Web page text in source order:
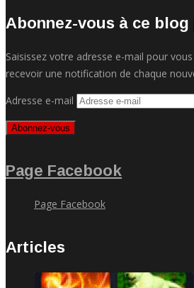
Abonnez-vous à ce blog
Saisissez votre adresse e-mail pour
recevoir une notification de chaque
Adresse e-mail
Abonnez-vous
Page Facebook
Page Facebook
Articles